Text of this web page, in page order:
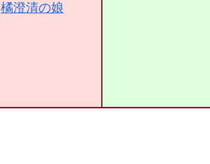
橘澄清の娘